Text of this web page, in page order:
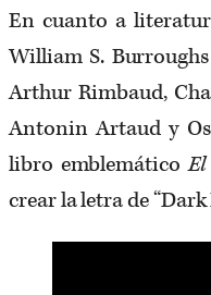
En cuanto a
William S.
Arthur Rimbaud,
Antonin Artaud y
libro emblemático
crear la letra de